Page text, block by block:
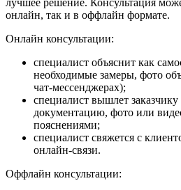
онлайн, так и в оффлайн формате.
Онлайн консультации:
специалист объяснит как
необходимые замеры, фото
чат-мессенджерах);
специалист вышлет
документацию, фото или
пояснениями;
специалист свяжется с
онлайн-связи.
Оффлайн консультации: